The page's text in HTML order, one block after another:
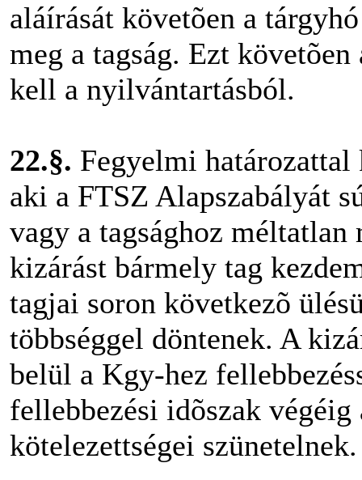
aláírását követõen a
meg a tagság. Ezt
kell a nyilvántartásból.
22.§. Fegyelmi határozattal
aki a FTSZ Alapszabályát
vagy a tagsághoz méltatlan
kizárást bármely tag
tagjai soron következõ
többséggel döntenek. A
belül a Kgy-hez
fellebbezési idõszak végéig
kötelezettségei szünetelnek.